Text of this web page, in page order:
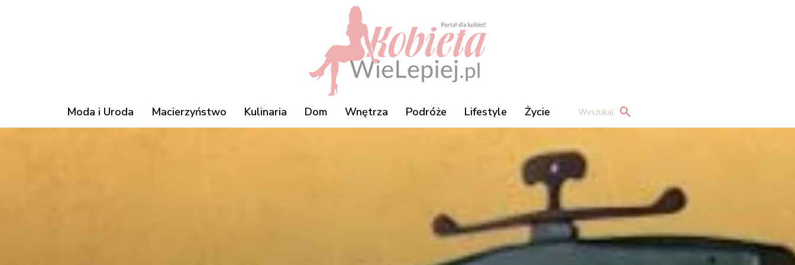
Moda i Uroda Macierzyństwo Kulinaria Dom Wnętrza Podróże Lifestyle Życie Wyszukaj